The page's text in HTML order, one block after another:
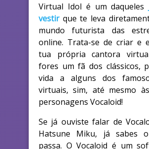
Virtual Idol é um daqueles
vestirque te leva
mundo futurista das
online. Trata-se de criar e
tua própria cantora
fores um fã dos clássicos,
vida a alguns dos
virtuais, sim, até mesmo
personagens Vocaloid!
Se já ouviste falar de
Hatsune Miku, já sabes
passa. O Vocaloid é um